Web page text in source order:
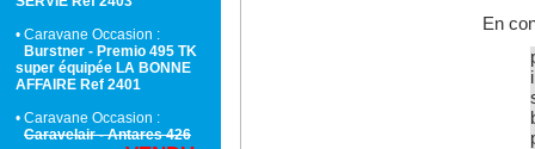
• Caravane Occasion :
Burstner - Premio 495 TK
super équipée LA BONNE
AFFAIRE Ref 2401
• Caravane Occasion :
Caravelair - Antares 426
En